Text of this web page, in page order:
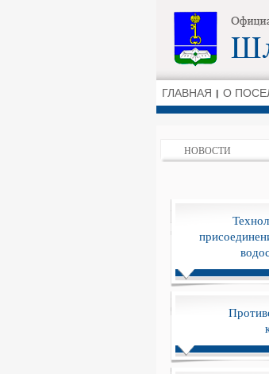
ГЛАВНАЯ О
НОВОСТИ